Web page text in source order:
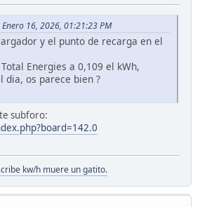
16, 2026, 01:21:23 PM
y el punto de recarga en el
Energies a 0,109 el kWh,
os parece bien ?
subforo:
kw/h muere un gatito.